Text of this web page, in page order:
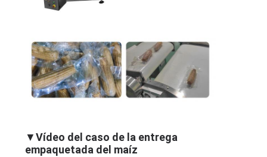
PRIVACIDAD
▼Vídeo del caso de la entrega
empaquetada del maíz